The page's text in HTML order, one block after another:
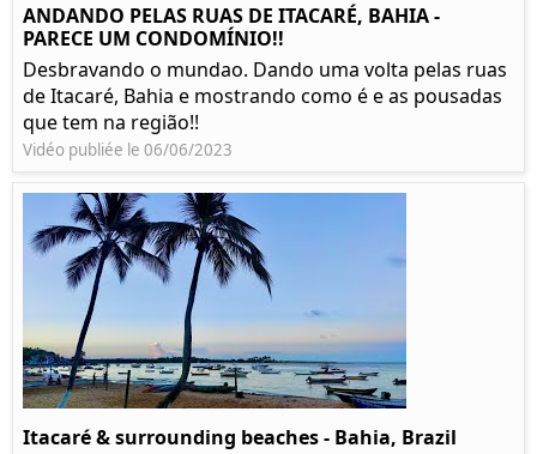
ANDANDO PELAS RUAS DE ITACARÉ, BAHIA -
PARECE UM CONDOMÍNIO!!
Desbravando o mundao. Dando uma volta pelas ruas
de Itacaré, Bahia e mostrando como é e as pousadas
que tem na região!!
Vidéo publiée le 06/06/2023
Itacaré & surrounding beaches - Bahia, Brazil